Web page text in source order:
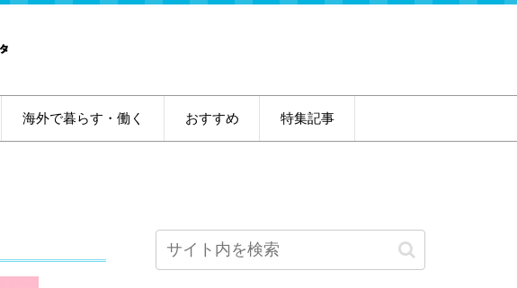
海外で暮らす・働く おすすめ 特集記事